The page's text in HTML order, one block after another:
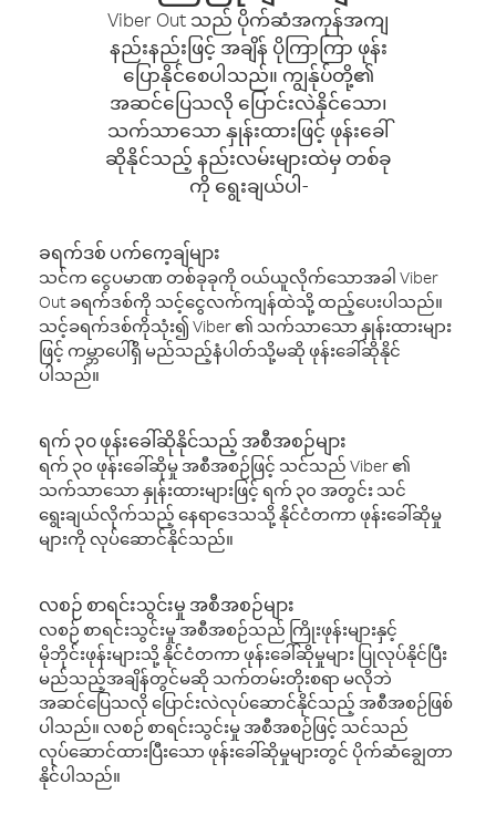
Viber Out သည် ပိုက်ဆံအကုန်အကျ
နည်းနည်းဖြင့် အချိန် ပိုကြာကြာ ဖုန်း
ပြောနိုင်စေပါသည်။ ကျွန်ုပ်တို့၏
အဆင်ပြေသလို ပြောင်းလဲနိုင်သော၊
သက်သာသော နှုန်းထားဖြင့် ဖုန်းခေါ်
ဆိုနိုင်သည့် နည်းလမ်းများထဲမှ တစ်ခု
ကို ရွေးချယ်ပါ-
ခရက်ဒစ် ပက်ကေ့ချ်များ
သင်က ငွေပမာဏ တစ်ခုခုကို ဝယ်ယူလိုက်သောအခါ Viber
Out ခရက်ဒစ်ကို သင့်ငွေလက်ကျန်ထဲသို့ ထည့်ပေးပါသည်။
သင့်ခရက်ဒစ်ကိုသုံး၍ Viber ၏ သက်သာသော နှုန်းထားများ
ဖြင့် ကမ္ဘာပေါ်ရှိ မည်သည့်နံပါတ်သို့မဆို ဖုန်းခေါ်ဆိုနိုင်
ပါသည်။
ရက် ၃၀ ဖုန်းခေါ်ဆိုနိုင်သည့် အစီအစဉ်များ
ရက် ၃၀ ဖုန်းခေါ်ဆိုမှု အစီအစဉ်ဖြင့် သင်သည် Viber ၏
သက်သာသော နှုန်းထားများဖြင့် ရက် ၃၀ အတွင်း သင်
ရွေးချယ်လိုက်သည့် နေရာဒေသသို့ နိုင်ငံတကာ ဖုန်းခေါ်ဆိုမှု
များကို လုပ်ဆောင်နိုင်သည်။
လစဉ် စာရင်းသွင်းမှု အစီအစဉ်များ
လစဉ် စာရင်းသွင်းမှု အစီအစဉ်သည် ကြိုးဖုန်းများနှင့်
မိုဘိုင်းဖုန်းများသို့ နိုင်ငံတကာ ဖုန်းခေါ်ဆိုမှုများ ပြုလုပ်နိုင်ပြီး
မည်သည့်အချိန်တွင်မဆို သက်တမ်းတိုးစရာ မလိုဘဲ
အဆင်ပြေသလို ပြောင်းလဲလုပ်ဆောင်နိုင်သည့် အစီအစဉ်ဖြစ်
ပါသည်။ လစဉ် စာရင်းသွင်းမှု အစီအစဉ်ဖြင့် သင်သည်
လုပ်ဆောင်ထားပြီးသော ဖုန်းခေါ်ဆိုမှုများတွင် ပိုက်ဆံချွေတာ
နိုင်ပါသည်။